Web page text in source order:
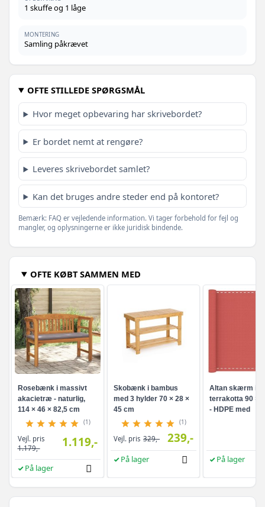
1 skuffe og 1 låge
MONTERING
Samling påkrævet
OFTE STILLEDE SPØRGSMÅL
Hvor meget opbevaring har skrivebordet?
Er bordet nemt at rengøre?
Leveres skrivebordet samlet?
Kan det bruges andre steder end på kontoret?
Bemærk: FAQ er vejledende information. Vi tager forbehold for fejl og
mangler, og oplysningerne er ikke juridisk bindende.
OFTE KØBT SAMMEN MED
Rosebænk i massivt
akacietræ - naturlig,
114 × 46 × 82,5 cm
(1)
Vejl. pris
1.179,-
1.119,-
På lager
Skobænk i bambus
med 3 hylder 70 × 28 ×
45 cm
(1)
Vejl. pris 329,- 239,-
På lager
Altan skærm i
terrakotta 90 ×
- HDPE med
På lager